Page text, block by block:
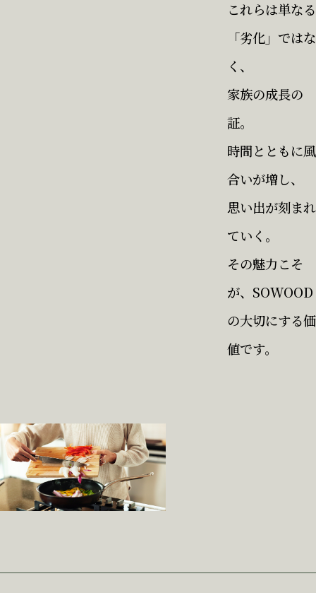
これらは単なる
「劣化」ではな
く、
家族の成長の
証。
時間とともに風
合いが増し、
思い出が刻まれ
ていく。
その魅力こそ
が、 SOWOOD
の大切にする価
値です。